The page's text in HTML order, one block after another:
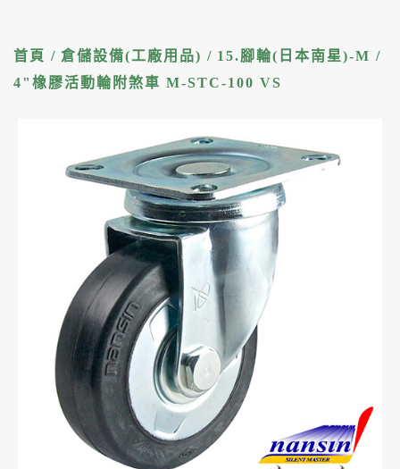
首頁 / 倉儲設備(工廠用品) / 15.腳輪(日本南星)-M /
4"橡膠活動輪附煞車 M-STC-100 VS